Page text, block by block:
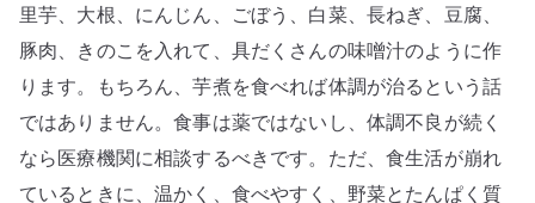
里芋、大根、にんじん、ごぼう、白菜、長ねぎ、豆腐、
豚肉、きのこを入れて、具だくさんの味噌汁のように作
ります。もちろん、芋煮を食べれば体調が治るという話
ではありません。食事は薬ではないし、体調不良が続く
なら医療機関に相談するべきです。ただ、食生活が崩れ
ているときに、温かく、食べやすく、野菜とたんぱく質